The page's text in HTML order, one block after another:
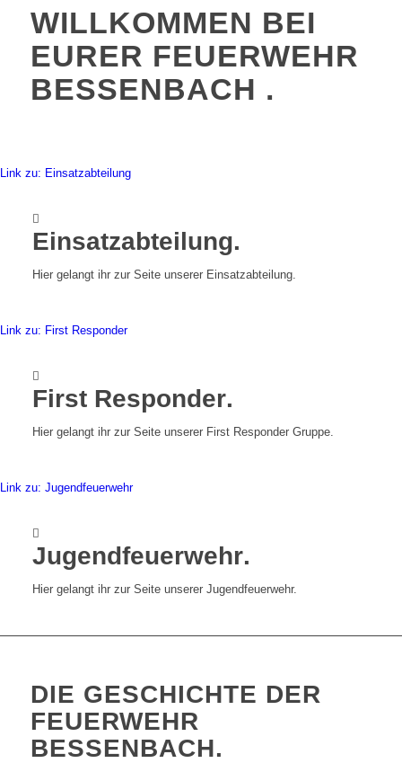
WILLKOMMEN BEI
EURER FEUERWEHR
BESSENBACH .
Link zu: Einsatzabteilung
Einsatzabteilung.
Hier gelangt ihr zur Seite unserer Einsatzabteilung.
Link zu: First Responder
First Responder.
Hier gelangt ihr zur Seite unserer First Responder Gruppe.
Link zu: Jugendfeuerwehr
Jugendfeuerwehr.
Hier gelangt ihr zur Seite unserer Jugendfeuerwehr.
DIE GESCHICHTE DER
FEUERWEHR
BESSENBACH.